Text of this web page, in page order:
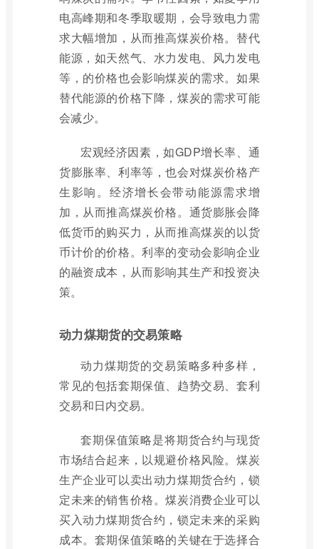
电高峰期和冬季取暖期，会导致电力需
求大幅增加，从而推高煤炭价格。替代
能源，如天然气、水力发电、风力发电
等，的价格也会影响煤炭的需求。如果
替代能源的价格下降，煤炭的需求可能
会减少。
宏观经济因素，如GDP增长率、通
货膨胀率、利率等，也会对煤炭价格产
生影响。经济增长会带动能源需求增
加，从而推高煤炭价格。通货膨胀会降
低货币的购买力，从而推高煤炭的以货
币计价的价格。利率的变动会影响企业
的融资成本，从而影响其生产和投资决
策。
动力煤期货的交易策略
动力煤期货的交易策略多种多样，
常见的包括套期保值、趋势交易、套利
交易和日内交易。
套期保值策略是将期货合约与现货
市场结合起来，以规避价格风险。煤炭
生产企业可以卖出动力煤期货合约，锁
定未来的销售价格。煤炭消费企业可以
买入动力煤期货合约，锁定未来的采购
成本。套期保值策略的关键在于选择合